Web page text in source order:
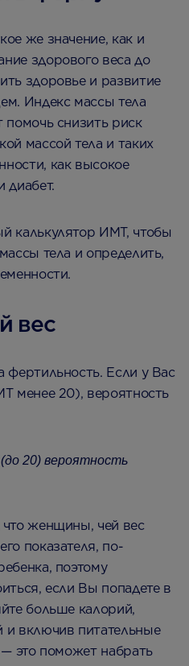
же значение, как и
здорового веса до
здоровье и развитие
Индекс массы тела
снизить риск
массой тела и таких
как высокое
диабет.
калькулятор ИМТ, чтобы
тела и определить,
вес
фертильность. Если у Вас
менее 20), вероятность
20) вероятность
что женщины, чей вес
показателя, по-
поэтому
если Вы попадете в
больше калорий,
и включив питательные
это поможет набрать